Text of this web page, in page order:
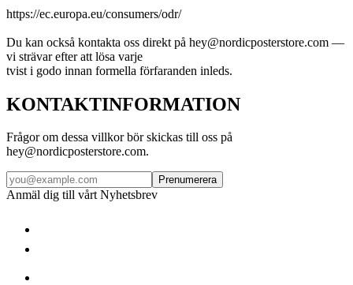
https://ec.europa.eu/consumers/odr/
Du kan också kontakta oss direkt på hey@nordicposterstore.com —
vi strävar efter att lösa varje
tvist i godo innan formella förfaranden inleds.
KONTAKTINFORMATION
Frågor om dessa villkor bör skickas till oss på
hey@nordicposterstore.com.
Prenumerera
Anmäl dig till vårt Nyhetsbrev